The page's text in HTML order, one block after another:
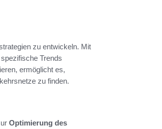
zu entwickeln. Mit
Trends
ermöglicht es,
zu finden.
Optimierung des